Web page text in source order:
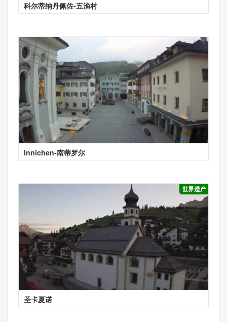
科尔蒂纳丹佩佐-五渔村
Innichen-南蒂罗尔
世界遗产
圣卡夏诺